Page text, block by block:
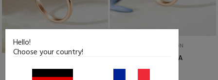
VÉRONIA
CHALCEDON
MALCESSIA
Hello!
Choose your country!